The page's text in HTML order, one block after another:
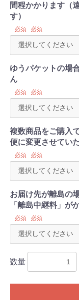
間程かかります（
す）
必須 必須
ゆうパケットの場
ん
必須 必須
複数商品をご購入
便に変更させてい
必須 必須
お届け先が離島の
「離島中継料」が
必須 必須
数量